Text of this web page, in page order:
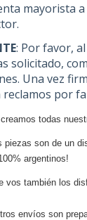
mayorista
: Por favor,
solicitado,
Una vez
por
todas
piezas son de un
argentinos!
vos también los
envíos son